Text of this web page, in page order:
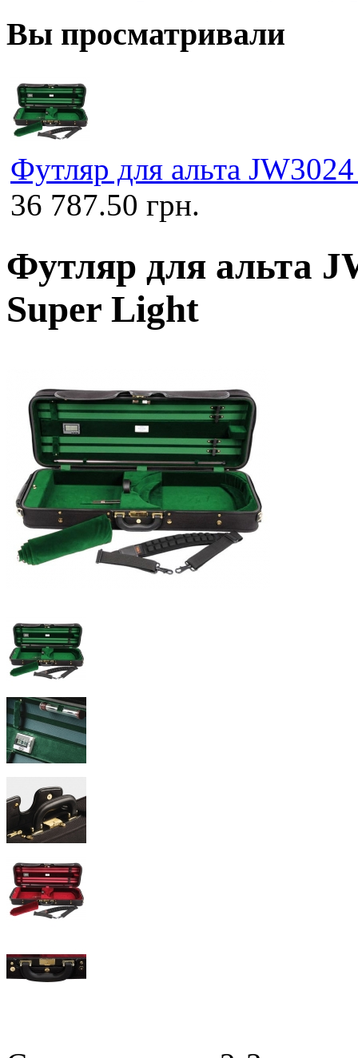
Вы просматривали
Футляр для альта
36 787.50 грн.
Футляр для альта
Super Light